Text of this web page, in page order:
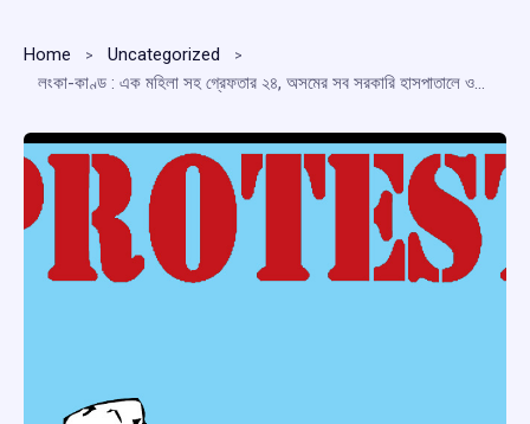
Home
Uncategorized
লংকা-কাণ্ড : এক মহিলা সহ গ্রেফতার ২৪, অসমের সব সরকারি হাসপাতালে ওপিডি বন্ধ করে প্রতিবাদ ডাক্তারদের